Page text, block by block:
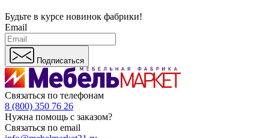
Будьте в курсе новинок фабрики!
Email
Подписаться
Связаться по телефонам
8 (800) 350 76 26
Нужна помощь с заказом?
Связаться по email